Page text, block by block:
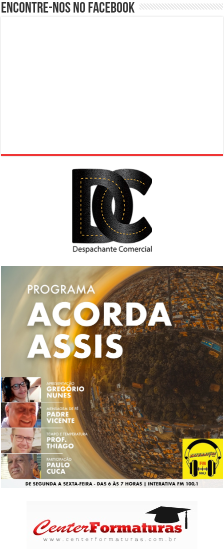
Encontre-nos no Facebook